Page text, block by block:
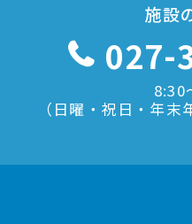
施設
027-
8:30
（日曜・祝日・年末